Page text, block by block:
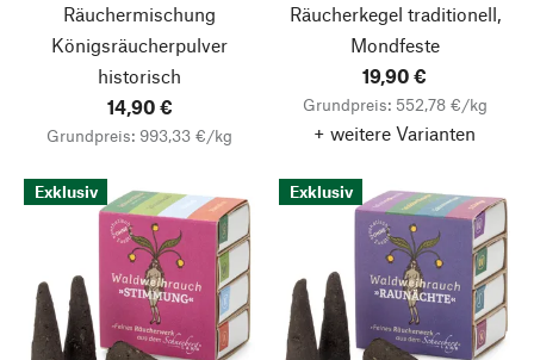
Räuchermischung
Königsräucherpulver
historisch
14,90 €
Grundpreis: 993,33 €/kg
Räucherkegel traditionell,
Mondfeste
19,90 €
Grundpreis: 552,78 €/kg
+ weitere Varianten
Exklusiv Exklusiv